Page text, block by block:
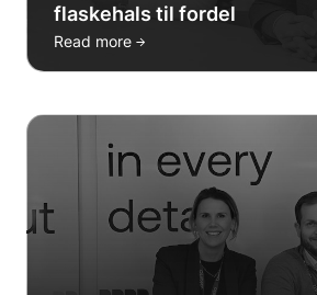
flaskehals til fordel
Read more →